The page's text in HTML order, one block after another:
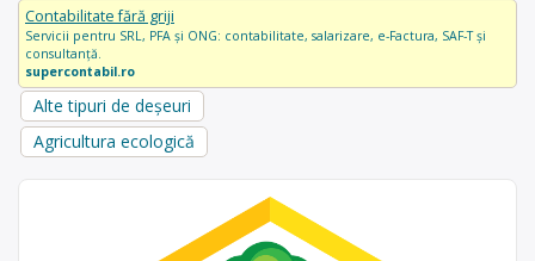
Contabilitate fără griji
Servicii pentru SRL, PFA și ONG: contabilitate, salarizare, e-Factura, SAF-T și
consultanță.
supercontabil.ro
Alte tipuri de deșeuri
Agricultura ecologică